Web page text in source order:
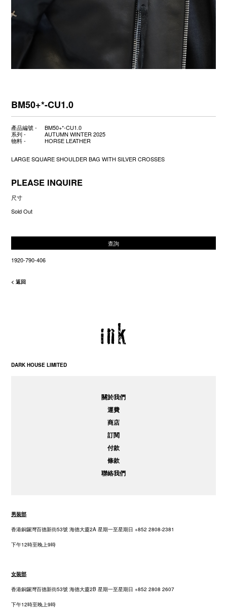
BM50+*-CU1.0
產品編號 -
BM50+*-CU1.0
系列 -
AUTUMN WINTER 2025
物料 -
HORSE LEATHER
LARGE SQUARE SHOULDER BAG WITH SILVER CROSSES
PLEASE INQUIRE
尺寸
Sold Out
查詢
1920-790-406
< 返回
DARK HOUSE LIMITED
關於我們
運費
商店
訂閱
付款
條款
聯絡我們
男裝部
香港銅鑼灣百德新街53號 海德大廈2A 星期一至星期日 +852 2808-2381
下午12時至晚上9時
女裝部
香港銅鑼灣百德新街53號 海德大廈2B 星期一至星期日 +852 2808 2607
下午12時至晚上9時